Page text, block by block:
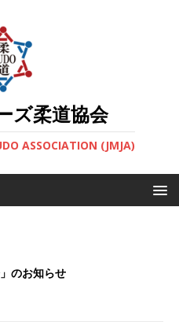
ズ柔道協会
ASSOCIATION (JMJA)
のお知らせ